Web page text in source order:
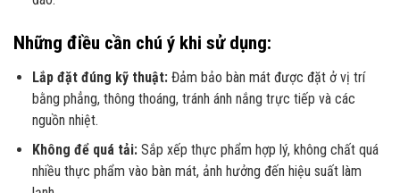
Những điều cần chú ý khi sử dụng:
Lắp đặt đúng kỹ thuật:Đảm bảo bàn mát được đặt ở vị trí
bằng phẳng, thông thoáng, tránh ánh nắng trực tiếp và các
nguồn nhiệt.
Không để quá tải:Sắp xếp thực phẩm hợp lý, không chất quá
nhiều thực phẩm vào bàn mát, ảnh hưởng đến hiệu suất làm